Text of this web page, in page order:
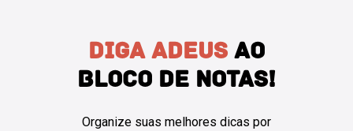
DIGA ADEUS AO
BLOCO DE NOTAS!
Organize suas melhores dicas por